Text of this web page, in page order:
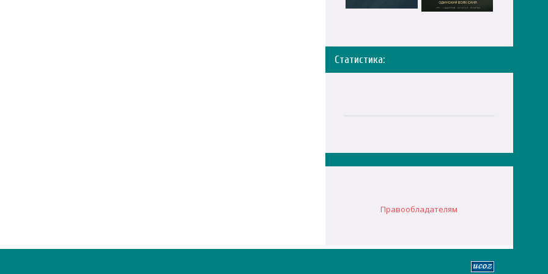
Статистика:
Правообладателям